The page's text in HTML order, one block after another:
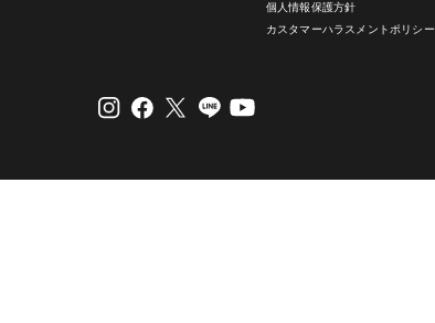
個人情報保護方針
カスタマーハラスメントポリシー